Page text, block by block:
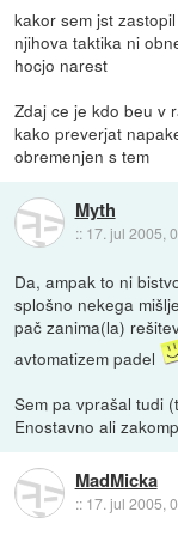
kakor sem jst
njihova taktika ni
hocjo narest
Zdaj ce je kdo beu v
kako preverjat
obremenjen s tem
Myth
:: 17. jul 2005,
Da, ampak to ni
splošno nekega
pač zanima(la)
avtomatizem padel
Sem pa vprašal tudi
Enostavno ali
MadMicka
:: 17. jul 2005,